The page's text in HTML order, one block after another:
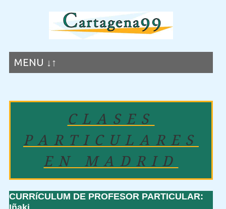
MENU ↓↑
CLASES
PARTICULARES
EN MADRID
CURRíCULUM DE PROFESOR PARTICULAR: